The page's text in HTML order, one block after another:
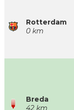
Rotterdam
0 km
Breda
42 km